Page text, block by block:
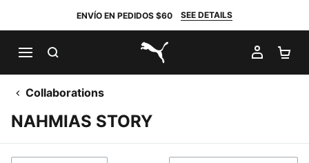
ENVÍO EN PEDIDOS $60 SEE DETAILS
PUMA.com
MI
Collaborations
NAHMIAS STORY